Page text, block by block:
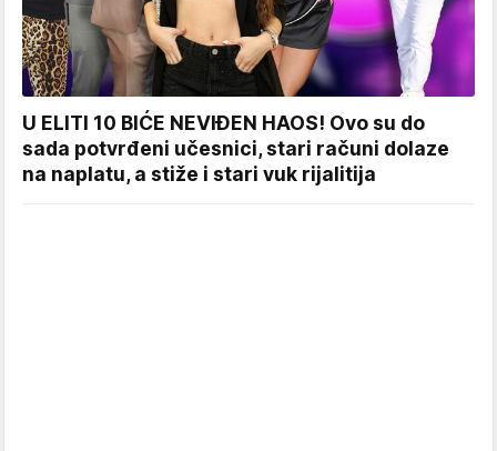
U ELITI 10 BIĆE NEVIĐEN HAOS! Ovo su do
sada potvrđeni učesnici, stari računi dolaze
na naplatu, a stiže i stari vuk rijalitija